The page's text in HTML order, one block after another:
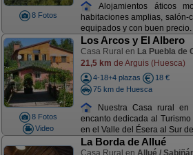
8 Fotos
Alojamientos áticos
habitaciones amplias,
equipados y con buen precio.
8 Fotos
Video
Los Arcos y El Albero
Casa Rural en La Puebla de
21,5 km de Arguis (Huesca)
4-18+4 plazas
18 €
75 km de Huesca
Nuestra Casa rural
encanto dedicada al
en el Valle del Ésera al Sur
La Borda de Allué
Casa Rural en Allué /